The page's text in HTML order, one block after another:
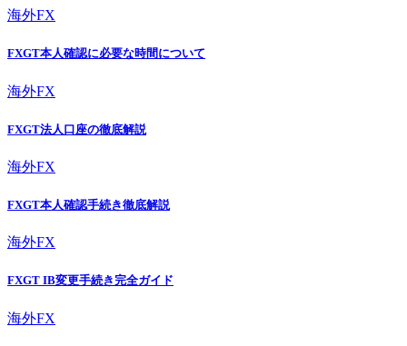
海外FX
FXGT本人確認に必要な時間について
海外FX
FXGT法人口座の徹底解説
海外FX
FXGT本人確認手続き徹底解説
海外FX
FXGT IB変更手続き完全ガイド
海外FX